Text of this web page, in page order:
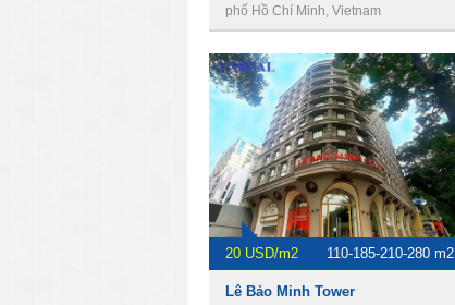
phố Hồ Chí Minh, Vietnam
20 USD/m2 110-185-210-280 m2
Lê Bảo Minh Tower